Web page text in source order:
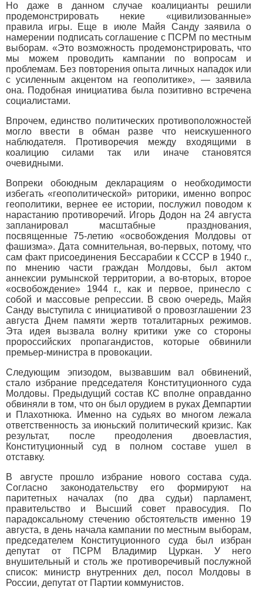
Но даже в данном случае коалицианты решили
продемонстрировать некие «цивилизованные»
правила игры. Еще в июле Майя Санду заявила о
намерении подписать соглашение с ПСРМ по местным
выборам. «Это возможность продемонстрировать, что
мы можем проводить кампании по вопросам и
проблемам. Без повторения опыта личных нападок или
с усиленным акцентом на геополитике», — заявила
она. Подобная инициатива была позитивно встречена
социалистами.
Впрочем, единство политических противоположностей
могло ввести в обман разве что неискушенного
наблюдателя. Противоречия между входящими в
коалицию силами так или иначе становятся
очевидными.
Вопреки обоюдным декларациям о необходимости
избегать «геополитической» риторики, именно вопрос
геополитики, вернее ее истории, послужил поводом к
нарастанию противоречий. Игорь Додон на 24 августа
запланировал масштабные празднования,
посвященные 75-летию «освобождения Молдовы от
фашизма». Дата сомнительная, во-первых, потому, что
сам факт присоединения Бессарабии к СССР в 1940 г.,
по мнению части граждан Молдовы, был актом
аннексии румынской территории, а во-вторых, второе
«освобождение» 1944 г., как и первое, принесло с
собой и массовые репрессии. В свою очередь, Майя
Санду выступила с инициативой о провозглашении 23
августа Днем памяти жертв тоталитарных режимов.
Эта идея вызвала волну критики уже со стороны
пророссийских пропагандистов, которые обвинили
премьер-министра в провокации.
Следующим эпизодом, вызвавшим вал обвинений,
стало избрание председателя Конституционного суда
Молдовы. Предыдущий состав КС вполне оправданно
обвиняли в том, что он был орудием в руках Демпартии
и Плахотнюка. Именно на судьях во многом лежала
ответственность за июньский политический кризис. Как
результат, после преодоления двоевластия,
Конституционный суд в полном составе ушел в
отставку.
В августе прошло избрание нового состава суда.
Согласно законодательству его формируют на
паритетных началах (по два судьи) парламент,
правительство и Высший совет правосудия. По
парадоксальному стечению обстоятельств именно 19
августа, в день начала кампании по местным выборам,
председателем Конституционного суда был избран
депутат от ПСРМ Владимир Цуркан. У него
внушительный и столь же противоречивый послужной
список: министр внутренних дел, посол Молдовы в
России, депутат от Партии коммунистов.